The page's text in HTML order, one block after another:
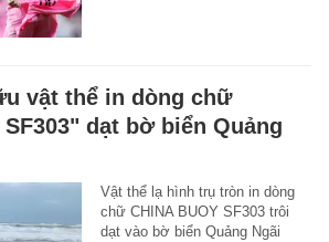
vật thể in dòng chữ
SF303" dạt bờ biển Quảng
Vật thể lạ hình trụ tròn in dòng
chữ CHINA BUOY SF303 trôi
dạt vào bờ biển Quảng Ngãi